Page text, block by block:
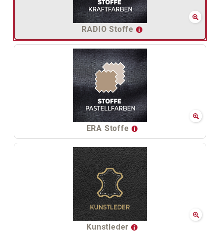
RADIO Stoffe
ERA Stoffe
Kunstleder